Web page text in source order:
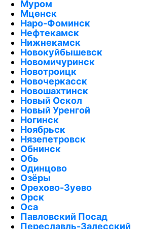
Муром
Мценск
Наро-Фоминск
Нефтекамск
Нижнекамск
Новокуйбышевск
Новомичуринск
Новотроицк
Новочеркасск
Новошахтинск
Новый Оскол
Новый Уренгой
Ногинск
Ноябрьск
Нязепетровск
Обнинск
Обь
Одинцово
Озёры
Орехово-Зуево
Орск
Оса
Павловский Посад
Переславль-Залесский